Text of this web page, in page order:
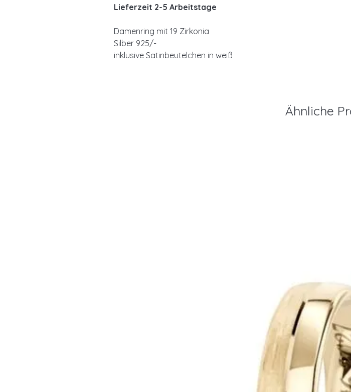
Lieferzeit 2-5 Arbeitstage
Damenring mit 19 Zirkonia
Silber 925/-
inklusive Satinbeutelchen in weiß
Ähnliche